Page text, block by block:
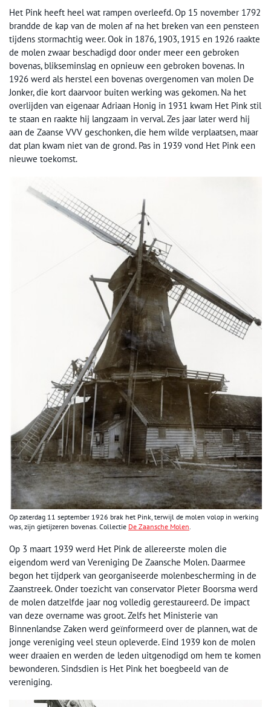
Het Pink heeft heel wat rampen overleefd. Op 15 november 1792
brandde de kap van de molen af na het breken van een pensteen
tijdens stormachtig weer. Ook in 1876, 1903, 1915 en 1926 raakte
de molen zwaar beschadigd door onder meer een gebroken
bovenas, blikseminslag en opnieuw een gebroken bovenas. In
1926 werd als herstel een bovenas overgenomen van molen De
Jonker, die kort daarvoor buiten werking was gekomen. Na het
overlijden van eigenaar Adriaan Honig in 1931 kwam Het Pink stil
te staan en raakte hij langzaam in verval. Zes jaar later werd hij
aan de Zaanse VVV geschonken, die hem wilde verplaatsen, maar
dat plan kwam niet van de grond. Pas in 1939 vond Het Pink een
nieuwe toekomst.
Op zaterdag 11 september 1926 brak het Pink, terwijl de molen volop in werking
was, zijn gietijzeren bovenas. Collectie De Zaansche Molen
Op 3 maart 1939 werd Het Pink de allereerste molen die
eigendom werd van Vereniging De Zaansche Molen. Daarmee
begon het tijdperk van georganiseerde molenbescherming in de
Zaanstreek. Onder toezicht van conservator Pieter Boorsma werd
de molen datzelfde jaar nog volledig gerestaureerd. De impact
van deze overname was groot. Zelfs het Ministerie van
Binnenlandse Zaken werd geïnformeerd over de plannen, wat de
jonge vereniging veel steun opleverde. Eind 1939 kon de molen
weer draaien en werden de leden uitgenodigd om hem te komen
bewonderen. Sindsdien is Het Pink het boegbeeld van de
vereniging.